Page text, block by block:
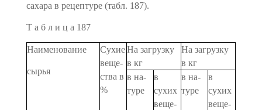
сахара в рецептуре (табл. 187).
Т а б л и ц а 187
Наименование
сырья
Сухие
веще­
ства в
%
На загрузку
в кг
На загрузку
в кг
в на­
туре
в
сухих
веще­
в на­
туре
в
сухих
веще­